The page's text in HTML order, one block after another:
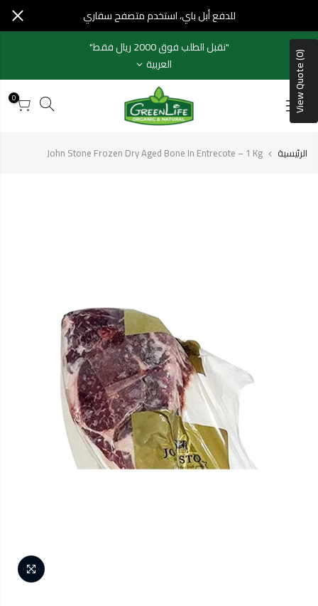
للدفع أبل باي، استخدم متصفح سفاري
"نقبل الطلب فوق 2000 ريال فقط"
العربية
0
الرئيسية John Stone Frozen Dry Aged Bone In Entrecote – 1 Kg
View Quote (0)